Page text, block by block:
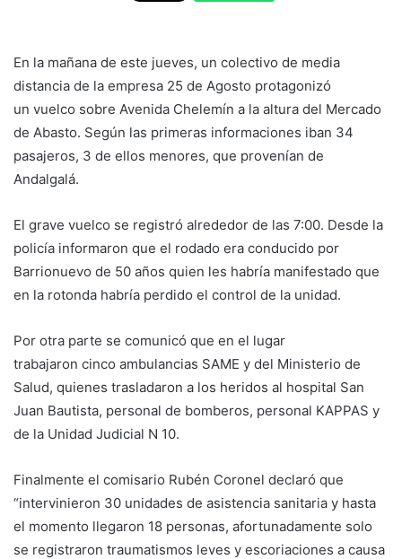
En la mañana de este jueves, un colectivo de media
distancia de la empresa 25 de Agosto protagonizó
un vuelco sobre Avenida Chelemín a la altura del Mercado
de Abasto. Según las primeras informaciones iban 34
pasajeros, 3 de ellos menores, que provenían de
Andalgalá.
El grave vuelco se registró alrededor de las 7:00. Desde la
policía informaron que el rodado era conducido por
Barrionuevo de 50 años quien les habría manifestado que
en la rotonda habría perdido el control de la unidad.
Por otra parte se comunicó que en el lugar
trabajaron cinco ambulancias SAME y del Ministerio de
Salud, quienes trasladaron a los heridos al hospital San
Juan Bautista, personal de bomberos, personal KAPPAS y
de la Unidad Judicial N 10.
Finalmente el comisario Rubén Coronel declaró que
“intervinieron 30 unidades de asistencia sanitaria y hasta
el momento llegaron 18 personas, afortunadamente solo
se registraron traumatismos leves y escoriaciones a causa